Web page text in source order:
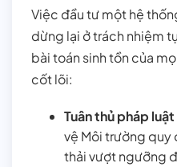
Việc đầu tư một hệ
dừng lại ở trách nhiệm
bài toán sinh tồn của
cốt lõi:
Tuân thủ pháp
vệ Môi trường quy
thải vượt ngưỡng